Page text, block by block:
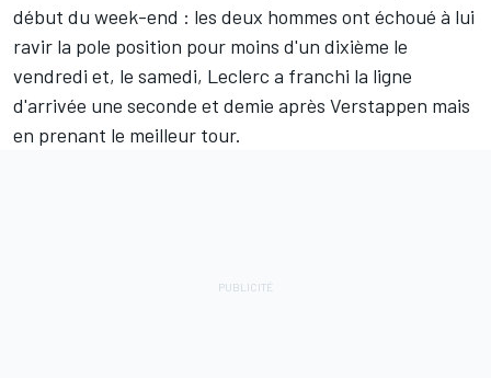
début du week-end : les deux hommes ont échoué à lui
ravir la pole position pour moins d'un dixième le
vendredi et, le samedi, Leclerc a franchi la ligne
d'arrivée une seconde et demie après Verstappen mais
en prenant le meilleur tour.